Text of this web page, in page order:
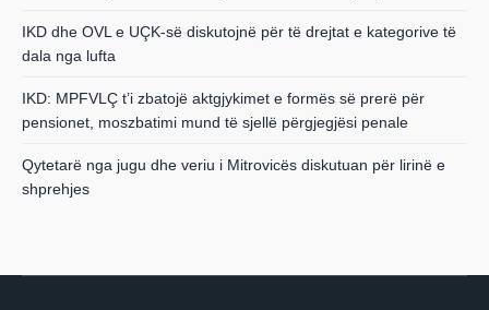
IKD dhe OVL e UÇK-së diskutojnë për të drejtat e kategorive të
dala nga lufta
IKD: MPFVLÇ t’i zbatojë aktgjykimet e formës së prerë për
pensionet, moszbatimi mund të sjellë përgjegjësi penale
Qytetarë nga jugu dhe veriu i Mitrovicës diskutuan për lirinë e
shprehjes